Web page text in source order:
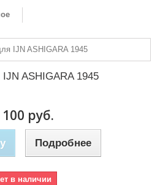
IJN ASHIGARA 1945
100 руб.
Подробнее
в наличии